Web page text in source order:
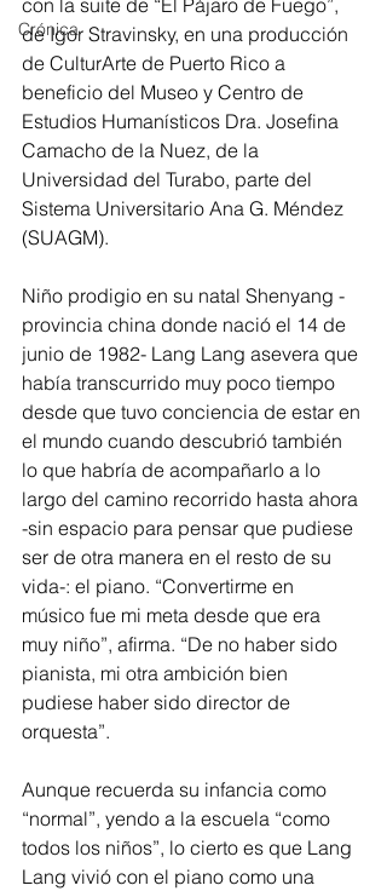
Crónica
de Igor Stravinsky, en una producción
de CulturArte de Puerto Rico a
beneficio del Museo y Centro de
Estudios Humanísticos Dra. Josefina
Camacho de la Nuez, de la
Universidad del Turabo, parte del
Sistema Universitario Ana G. Méndez
(SUAGM).
Niño prodigio en su natal Shenyang -
provincia china donde nació el 14 de
junio de 1982- Lang Lang asevera que
había transcurrido muy poco tiempo
desde que tuvo conciencia de estar en
el mundo cuando descubrió también
lo que habría de acompañarlo a lo
largo del camino recorrido hasta ahora
-sin espacio para pensar que pudiese
ser de otra manera en el resto de su
vida-: el piano. “Convertirme en
músico fue mi meta desde que era
muy niño”, afirma. “De no haber sido
pianista, mi otra ambición bien
pudiese haber sido director de
orquesta”.
Aunque recuerda su infancia como
“normal”, yendo a la escuela “como
todos los niños”, lo cierto es que Lang
Lang vivió con el piano como una